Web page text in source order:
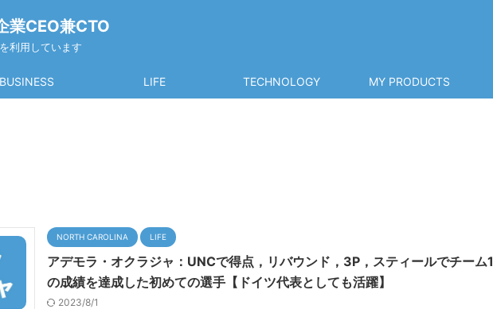
業CEO兼CTO
利用しています
BUSINESS LIFE TECHNOLOGY MY PRODUCTS
NORTH CAROLINA LIFE
アデモラ・オクラジャ：UNCで得点，リバウンド，3P，スティールでチーム1
の成績を達成した初めての選手【ドイツ代表としても活躍】
2023/8/1